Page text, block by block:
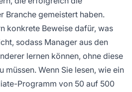
Branche gemeistert haben.
konkrete Beweise dafür, was
sodass Manager aus den
lernen können, ohne diese
müssen. Wenn Sie lesen, wie ein
Programm von 50 auf 500